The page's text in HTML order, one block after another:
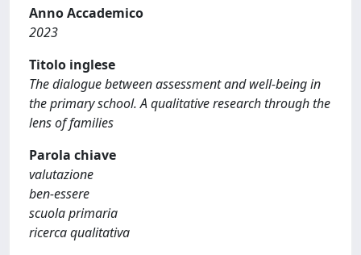
Anno Accademico
2023
Titolo inglese
The dialogue between assessment and well-being in
the primary school. A qualitative research through the
lens of families
Parola chiave
valutazione
ben-essere
scuola primaria
ricerca qualitativa